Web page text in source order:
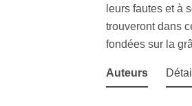
leurs fautes et à
trouveront dans
fondées sur la
Auteurs